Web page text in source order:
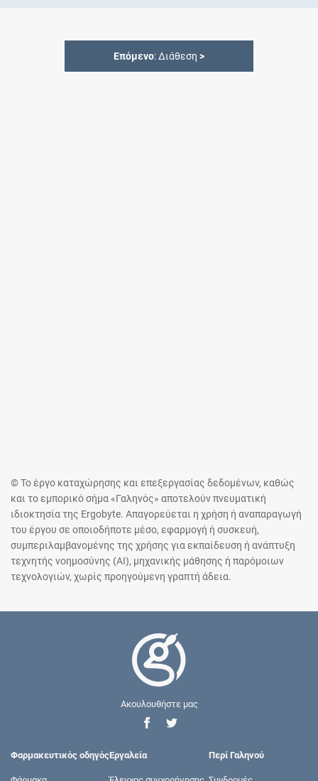
Επόμενο: Διάθεση >
© Το έργο καταχώρησης και επεξεργασίας δεδομένων, καθώς
και το εμπορικό σήμα «Γαληνός» αποτελούν πνευματική
ιδιοκτησία της Ergobyte. Απαγορεύεται η χρήση ή αναπαραγωγή
του έργου σε οποιοδήποτε μέσο, εφαρμογή ή συσκευή,
συμπεριλαμβανομένης της χρήσης για εκπαίδευση ή ανάπτυξη
τεχνητής νοημοσύνης (AI), μηχανικής μάθησης ή παρόμοιων
τεχνολογιών, χωρίς προηγούμενη γραπτή άδεια.
Ακουλουθήστε μας
Φαρμακευτικός οδηγόςΕργαλεία Περί Γαληνού